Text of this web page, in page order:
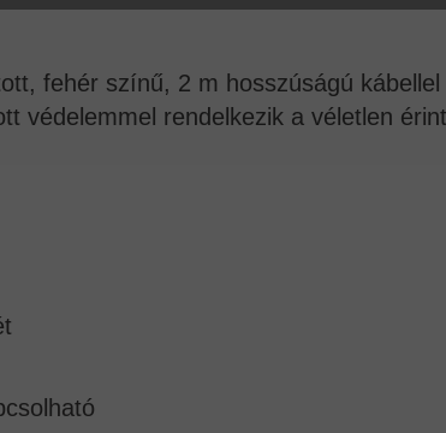
fehér színű, 2 m hosszúságú
védelemmel rendelkezik a véletlen